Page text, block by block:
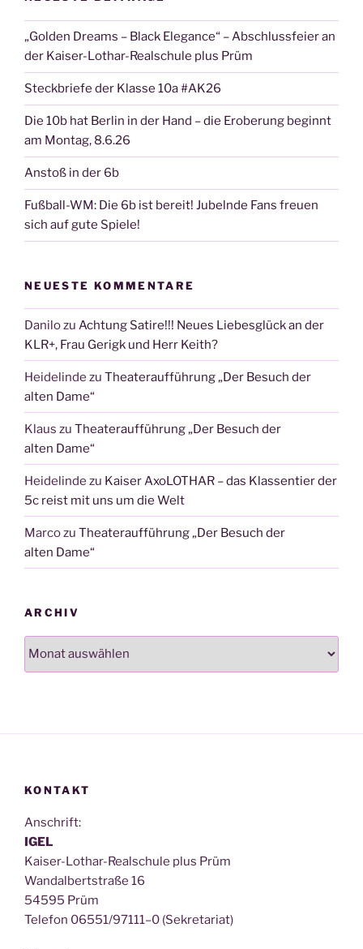
„Golden Dreams – Black Elegance“ – Abschlussfeier an
der Kaiser-Lothar-Realschule plus Prüm
Steckbriefe der Klasse 10a #AK26
Die 10b hat Berlin in der Hand – die Eroberung beginnt
am Montag, 8.6.26
Anstoß in der 6b
Fußball-WM: Die 6b ist bereit! Jubelnde Fans freuen
sich auf gute Spiele!
NEUESTE KOMMENTARE
Danilozu Achtung Satire!!! Neues Liebesglück an der
KLR+, Frau Gerigk und Herr Keith?
Heidelinde zu Theateraufführung „Der Besuch der
alten Dame“
Klaus zu Theateraufführung „Der Besuch der
alten Dame“
Heidelinde zu Kaiser AxoLOTHAR – das Klassentier der
5c reist mit uns um die Welt
Marcozu Theateraufführung „Der Besuch der
alten Dame“
ARCHIV
Archiv
KONTAKT
Anschrift:
IGEL
Kai­ser-Lothar-Real­schu­le plus Prüm
Wan­dal­bert­stra­ße 16
54595 Prüm
Tele­fon 06551/97111–0 (Sekre­ta­ri­at)